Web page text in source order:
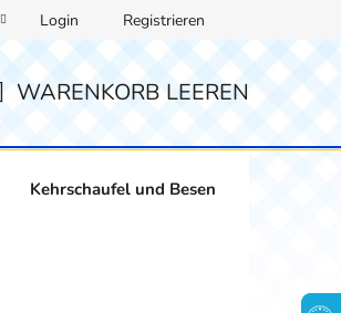
Login Registrieren
WARENKORB
WARENKORB LEEREN
Kehrschaufel und Besen